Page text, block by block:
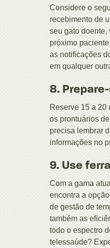
Considere o
recebimento de
seu gato doente,
próximo
as notificações
em qualquer
8.
Reserve 15 a 20
os prontuários
precisa lembrar
informações no
9. Use
Com a gama
encontra a
de gestão de
também as
todo o espectro
telessaúde?